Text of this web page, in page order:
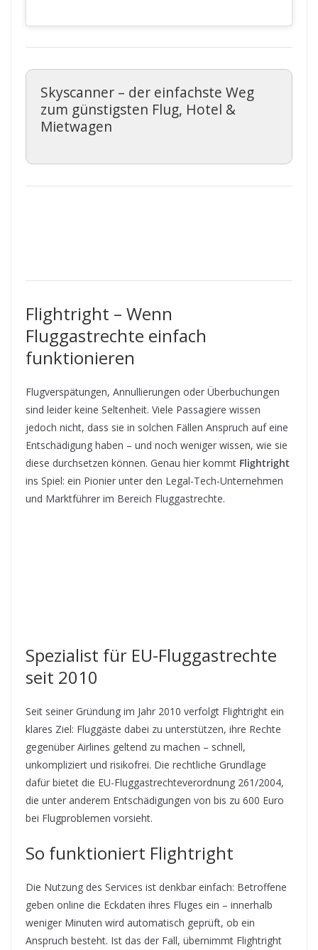
Skyscanner – der einfachste Weg
zum günstigsten Flug, Hotel &
Mietwagen
Flightright – Wenn
Fluggastrechte einfach
funktionieren
Flugverspätungen, Annullierungen oder Überbuchungen
sind leider keine Seltenheit. Viele Passagiere wissen
jedoch nicht, dass sie in solchen Fällen Anspruch auf eine
Entschädigung haben – und noch weniger wissen, wie sie
diese durchsetzen können. Genau hier kommt Flightright
ins Spiel: ein Pionier unter den Legal-Tech-Unternehmen
und Marktführer im Bereich Fluggastrechte.
Spezialist für EU-Fluggastrechte
seit 2010
Seit seiner Gründung im Jahr 2010 verfolgt Flightright ein
klares Ziel: Fluggäste dabei zu unterstützen, ihre Rechte
gegenüber Airlines geltend zu machen – schnell,
unkompliziert und risikofrei. Die rechtliche Grundlage
dafür bietet die EU-Fluggastrechteverordnung 261/2004,
die unter anderem Entschädigungen von bis zu 600 Euro
bei Flugproblemen vorsieht.
So funktioniert Flightright
Die Nutzung des Services ist denkbar einfach: Betroffene
geben online die Eckdaten ihres Fluges ein – innerhalb
weniger Minuten wird automatisch geprüft, ob ein
Anspruch besteht. Ist das der Fall, übernimmt Flightright